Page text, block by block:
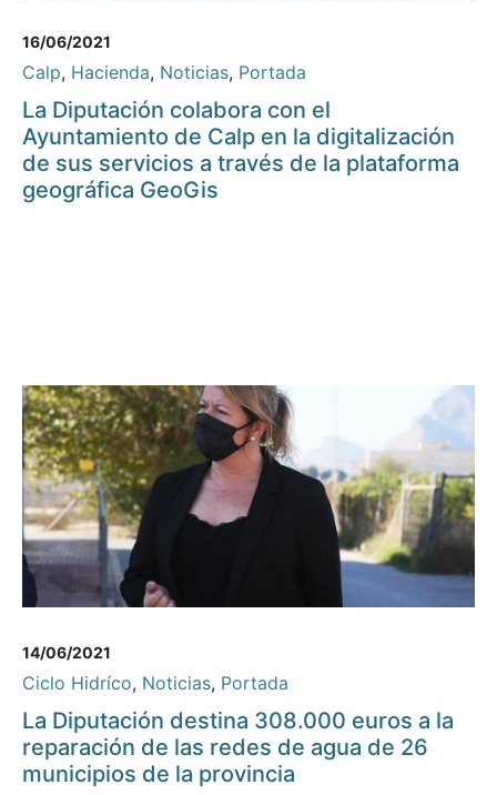
16/06/2021
Calp, Hacienda, Noticias, Portada
La Diputación colabora con el
Ayuntamiento de Calp en la digitalización
de sus servicios a través de la plataforma
geográfica GeoGis
14/06/2021
Ciclo Hidríco, Noticias, Portada
La Diputación destina 308.000 euros a la
reparación de las redes de agua de 26
municipios de la provincia